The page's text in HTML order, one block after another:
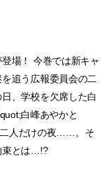
場！ 今巻では新キャ
追う広報委員会の二
、学校を欠席した白
白峰あやかと
二人だけの夜……。そ
束とは…!?